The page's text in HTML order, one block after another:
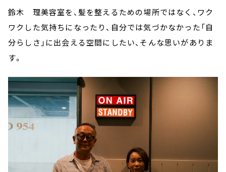
鈴木 理美容室を、髪を整えるための場所ではなく、ワク
ワクした気持ちになったり、自分では気づかなかった「自
分らしさ」に出会える空間にしたい、そんな思いがありま
す。